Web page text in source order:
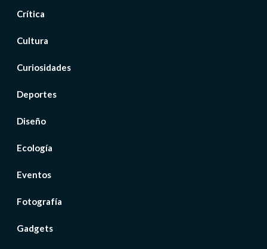
Crítica
Cultura
Curiosidades
Deportes
Diseño
Ecología
Eventos
Fotografía
Gadgets